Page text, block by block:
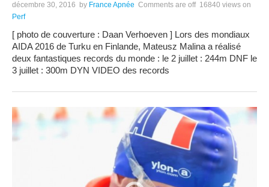
décembre 30, 2016 by France Apnée Comments are off 16840 views on
Perf
[ photo de couverture : Daan Verhoeven ] Lors des mondiaux
AIDA 2016 de Turku en Finlande, Mateusz Malina a réalisé
deux fantastiques records du monde : le 2 juillet : 244m DNF le
3 juillet : 300m DYN VIDEO des records